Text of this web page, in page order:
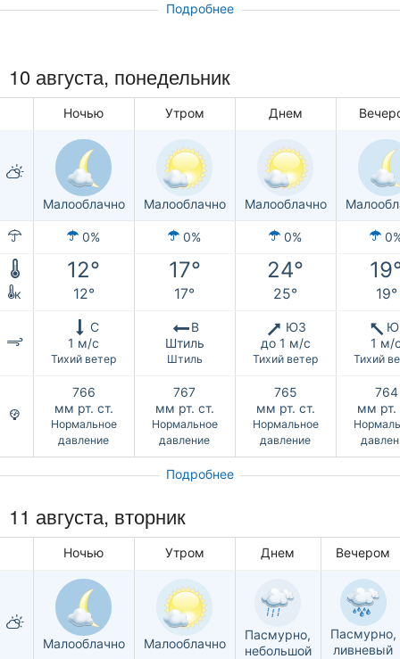
Подробнее
10 августа, понедельник
Ночью Утром Днем
Малооблачно Малооблачно Малооблачно
0% 0% 0%
12° 17° 24°
к 12° 17° 25° 19°
С
1 м/с
Тихий ветер
В
Штиль
Штиль
ЮЗ
до 1 м/с
Тихий ветер
1 м/
Тихий
766
мм рт. ст.
Нормальное
давление
767
мм рт. ст.
Нормальное
давление
765
мм рт. ст.
Нормальное
давление
764
мм рт.
Подробнее
11 августа, вторник
Ночью Утром Днем Вечером
Малооблачно Малооблачно
Пасмурно,
небольшой
Пасмурно,
ливневый